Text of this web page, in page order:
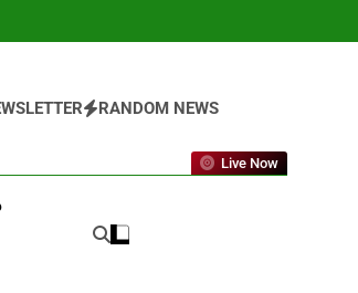
RANDOM NEWS
Live Now